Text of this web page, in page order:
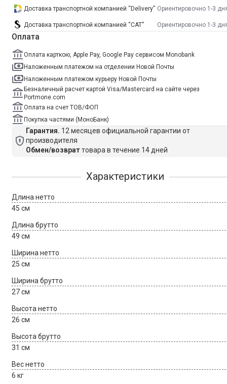
Доставка транспортной компанией “Delivery” Ориентировочно 1-3
Доставка транспортной компанией “САТ” Ориентировочно 1-3
Оплата
Оплата карткою, Apple Pay, Google Pay сервисом Monobank
Наложенным платежом на отделении Новой Почты
Наложенным платежом курьеру Новой Почты
Безналичный расчет картой Visa/Mastercard на сайте через
Portmone.com
Оплата на счет ТОВ/ФОП
Покупка частями (МоноБанк)
Гарантия. 12 месяцев официальной гарантии от
производителя
Обмен/возвраттовара в течение 14 дней
Характеристики
Длина нетто
45 см
Длина брутто
49 см
Ширина нетто
25 см
Ширина брутто
27 см
Высота нетто
26 см
Высота брутто
31 см
Вес нетто
6 кг